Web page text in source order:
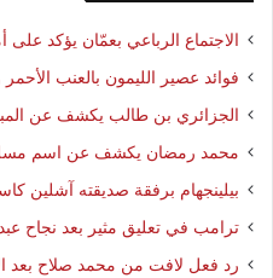
الاجتماع الرباعي بعمّان يؤكد على
فوائد عصير الليمون بالعنب الأحمر
الجزائري بن طالب يكشف عن
محمد رمضان يكشف عن اسم مسلسله
بيلينجهام برفقة صديقته آشلين
ترامب في تعليق مثير بعد نجاح
رد فعل لافت من محمد صلاح بعد